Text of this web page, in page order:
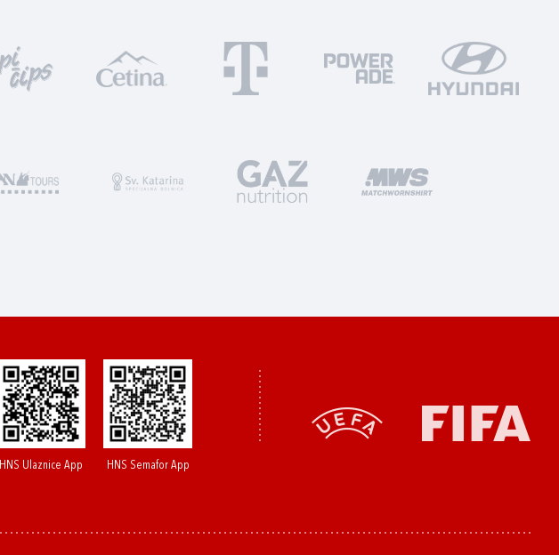
HNS Ulaznice App HNS Semafor App